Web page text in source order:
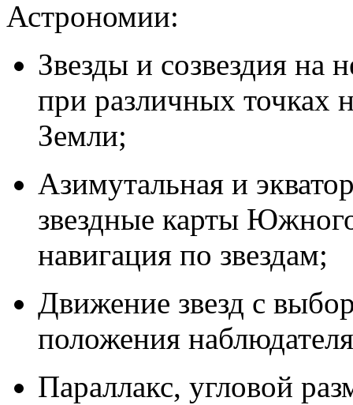
Астрономии:
Звезды и созвездия на
при различных точках
Земли;
Азимутальная и
звездные карты
навигация по звездам;
Движение звезд с
положения
Параллакс, угловой